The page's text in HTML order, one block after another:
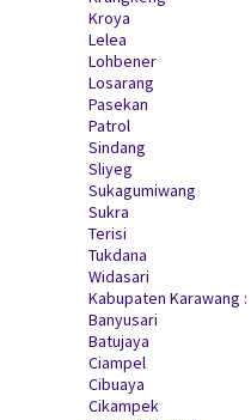
Kroya
Lelea
Lohbener
Losarang
Pasekan
Patrol
Sindang
Sliyeg
Sukagumiwang
Sukra
Terisi
Tukdana
Widasari
Kabupaten Karawang :
Banyusari
Batujaya
Ciampel
Cibuaya
Cikampek